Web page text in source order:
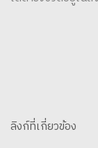
ลิงก์ที่เกี่ยวข้อง